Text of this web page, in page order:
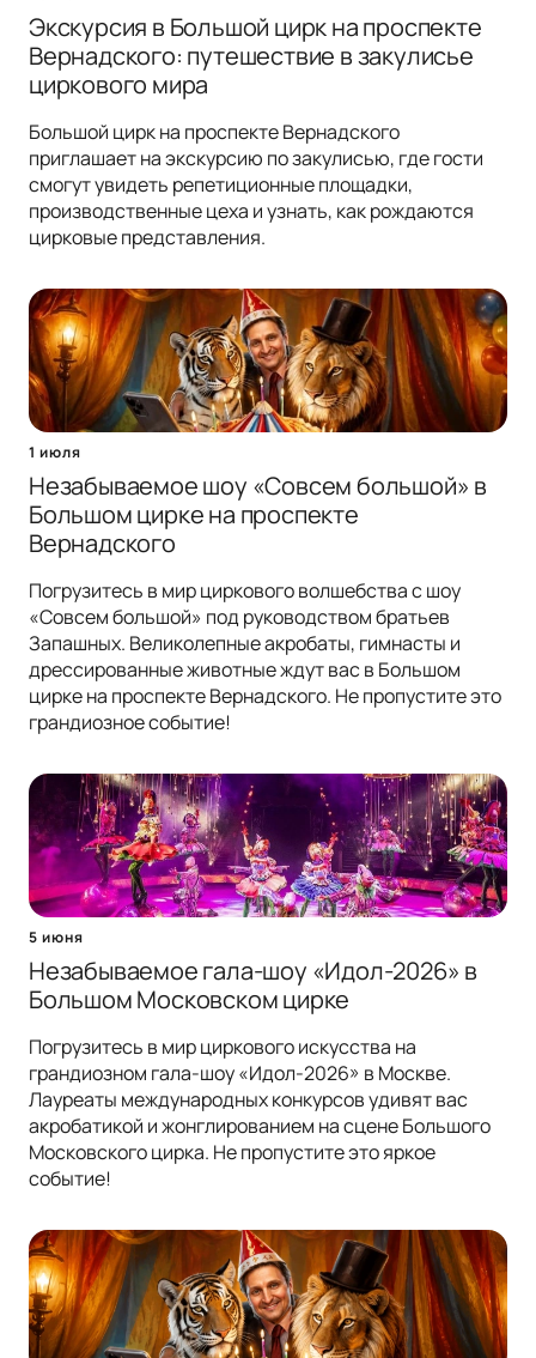
Экскурсия в Большой цирк на проспекте
Вернадского: путешествие в закулисье
циркового мира
Большой цирк на проспекте Вернадского
приглашает на экскурсию по закулисью, где гости
смогут увидеть репетиционные площадки,
производственные цеха и узнать, как рождаются
цирковые представления.
1 июля
Незабываемое шоу «Совсем большой» в
Большом цирке на проспекте
Вернадского
Погрузитесь в мир циркового волшебства с шоу
«Совсем большой» под руководством братьев
Запашных. Великолепные акробаты, гимнасты и
дрессированные животные ждут вас в Большом
цирке на проспекте Вернадского. Не пропустите это
грандиозное событие!
5 июня
Незабываемое гала-шоу «Идол-2026» в
Большом Московском цирке
Погрузитесь в мир циркового искусства на
грандиозном гала-шоу «Идол-2026» в Москве.
Лауреаты международных конкурсов удивят вас
акробатикой и жонглированием на сцене Большого
Московского цирка. Не пропустите это яркое
событие!